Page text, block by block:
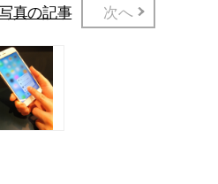
真の記事 次へ